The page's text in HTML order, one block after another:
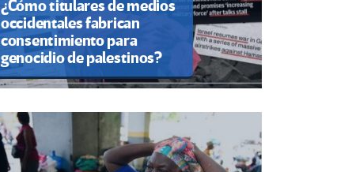
¿Cómo titulares de medios
occidentales fabrican
consentimiento para
genocidio de palestinos?